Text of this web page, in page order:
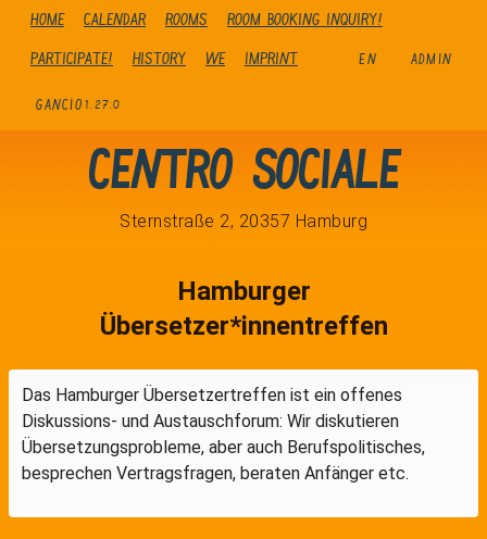
Home Calendar Rooms
Room booking inquiry!
Participate!
history We Imprint EN ADMIN
GANCIO 1.27.0
Centro Sociale
Sternstraße 2, 20357 Hamburg
Hamburger
Übersetzer*innentreffen
Das Hamburger Übersetzertreffen ist ein offenes
Diskussions- und Austauschforum: Wir diskutieren
Übersetzungsprobleme, aber auch Berufspolitisches,
besprechen Vertragsfragen, beraten Anfänger etc.